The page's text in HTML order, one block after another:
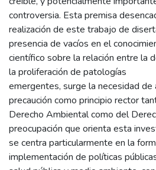
controversia. Esta premisa
realización de este trabajo de
presencia de vacíos en el
científico sobre la relación entre la
la proliferación de patologías
emergentes, surge la necesidad de
precaución como principio rector
Derecho Ambiental como del
preocupación que orienta esta
se centra particularmente en la
implementación de políticas